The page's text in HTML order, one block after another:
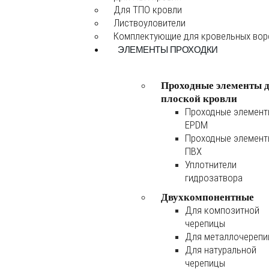
Для ТПО кровли
Листвоуловители
Комплектующие для кровельных
ЭЛЕМЕНТЫ ПРОХОДКИ
Проходные элементы
плоской кровли
Проходные
EPDM
Проходные
ПВХ
Уплотнители
гидрозатвора
Двухкомпонентные
Для композитной
черепицы
Для
Для натуральной
черепицы